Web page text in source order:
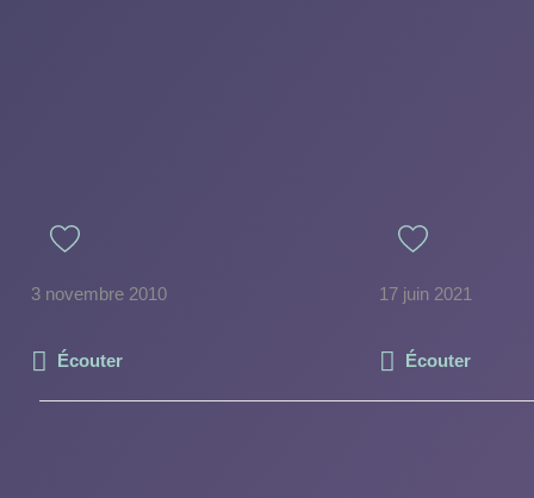
3 novembre 2010
Écouter
17 juin 2021
Écouter